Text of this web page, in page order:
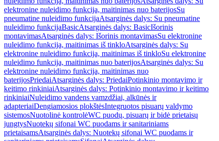
elektronine nuleidimo funkcija, maitinimas nuo baterijosSu
pneumatine nuleidimo funkcijaAtsarginės dalys: Su pneumatine
nuleidimo funkcijaBasicAtsarginės dalys: BasicIšorinis
montavimasAtsarginės dalys: Išorinis montavimasSu elektronine
nuleidimo funkcija, maitinimas iš tinkloAtsarginės dalys: Su
elektronine nuleidimo funkcija, maitinimas iš tinkloSu elektronine
nuleidimo funkcija, maitinimas nuo baterijosAtsarginės dalys: Su
elektronine nuleidimo funkcija, maitinimas nuo
baterijosPriedaiAtsarginės dalys: PriedaiPotinkinio montavimo ir
keitimo rinkiniaiAtsarginės dalys: Potinkinio montavimo ir keitimo
rinkiniaiNuleidimo vandens vamzdžiai, alkūnės ir
adapteriaiDengiamosios plokštėsIntegruotos pisuarų valdymo
sistemosNuotolinė kontrolėWC puodų, pisuarų ir bidė prietaisų
jungtysNuotekų sifonai WC puodams ir sanitariniams
prietaisamsAtsarginės dalys: Nuotekų sifonai WC puodams ir